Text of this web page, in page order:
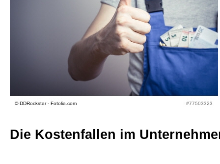
Beratungen
Presse-Lounge
Die Kostenfallen im